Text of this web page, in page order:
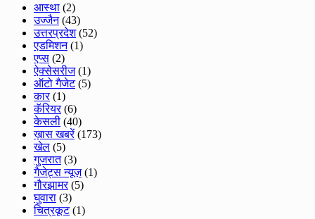
आस्था (2)
उज्जैन(43)
उत्तरप्रदेश(52)
एडमिशन(1)
एप्स (2)
ऐक्सेसरीज(1)
ऑटो गैजेट(5)
कार(1)
कॅरियर(6)
केसली (40)
ख़ास खबरें(173)
खेल (5)
गुजरात(3)
गैजेट्स न्यूज़(1)
गौरझामर(5)
घुवारा (3)
चित्रकूट(1)